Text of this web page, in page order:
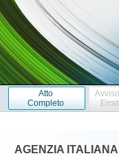
Atto
Completo
AGENZIA